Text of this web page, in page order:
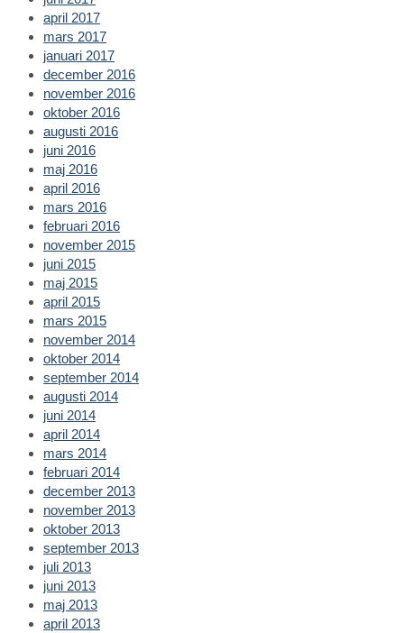
april 2017
mars 2017
januari 2017
december 2016
november 2016
oktober 2016
augusti 2016
juni 2016
maj 2016
april 2016
mars 2016
februari 2016
november 2015
juni 2015
maj 2015
april 2015
mars 2015
november 2014
oktober 2014
september 2014
augusti 2014
juni 2014
april 2014
mars 2014
februari 2014
december 2013
november 2013
oktober 2013
september 2013
juli 2013
juni 2013
maj 2013
april 2013